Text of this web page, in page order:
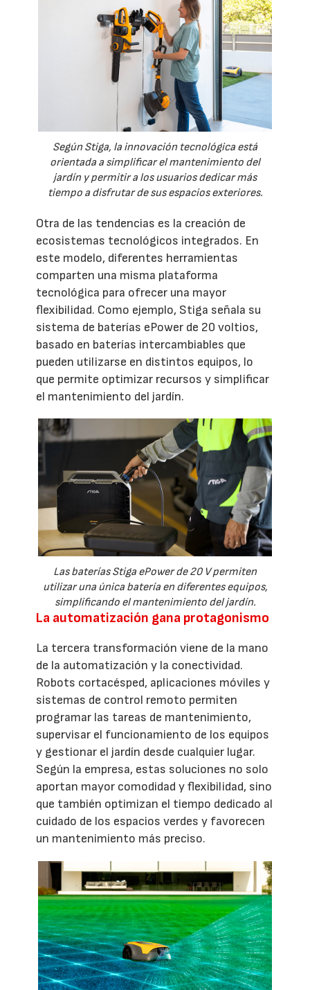
Según Stiga, la innovación tecnológica está
orientada a simplificar el mantenimiento del
jardín y permitir a los usuarios dedicar más
tiempo a disfrutar de sus espacios exteriores.
Otra de las tendencias es la creación de
ecosistemas tecnológicos integrados. En
este modelo, diferentes herramientas
comparten una misma plataforma
tecnológica para ofrecer una mayor
flexibilidad. Como ejemplo, Stiga señala su
sistema de baterías ePower de 20 voltios,
basado en baterías intercambiables que
pueden utilizarse en distintos equipos, lo
que permite optimizar recursos y simplificar
el mantenimiento del jardín.
Las baterías Stiga ePower de 20 V permiten
utilizar una única batería en diferentes equipos,
simplificando el mantenimiento del jardín.
La automatización gana protagonismo
La tercera transformación viene de la mano
de la automatización y la conectividad.
Robots cortacésped, aplicaciones móviles y
sistemas de control remoto permiten
programar las tareas de mantenimiento,
supervisar el funcionamiento de los equipos
y gestionar el jardín desde cualquier lugar.
Según la empresa, estas soluciones no solo
aportan mayor comodidad y flexibilidad, sino
que también optimizan el tiempo dedicado al
cuidado de los espacios verdes y favorecen
un mantenimiento más preciso.